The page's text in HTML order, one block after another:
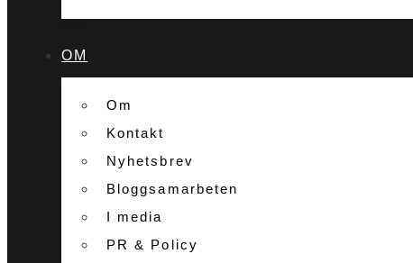
OM
Om
Kontakt
Nyhetsbrev
Bloggsamarbeten
I media
PR & Policy